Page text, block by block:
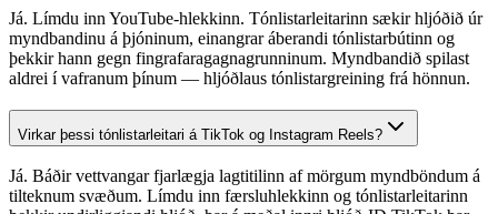
Já. Límdu inn YouTube-hlekkinn. Tónlistarleitarinn sækir hljóðið úr
myndbandinu á þjóninum, einangrar áberandi tónlistarbútinn og
þekkir hann gegn fingrafaragagnagrunninum. Myndbandið spilast
aldrei í vafranum þínum — hljóðlaus tónlistargreining frá hönnun.
Virkar þessi tónlistarleitari á TikTok og Instagram Reels?
Já. Báðir vettvangar fjarlægja lagtitilinn af mörgum myndböndum á
tilteknum svæðum. Límdu inn færsluhlekkinn og tónlistarleitarinn